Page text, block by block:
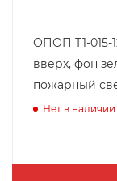
ОПОП Т1-015-
вверх, фон
пожарный
Нет в наличии